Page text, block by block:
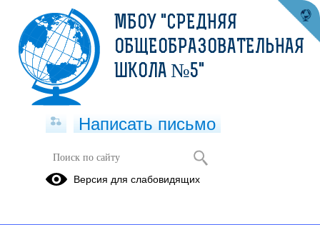
МБОУ "СРЕДНЯЯ
ОБЩЕОБРАЗОВАТЕЛЬНАЯ
ШКОЛА №5"
Написать письмо
Версия для слабовидящих